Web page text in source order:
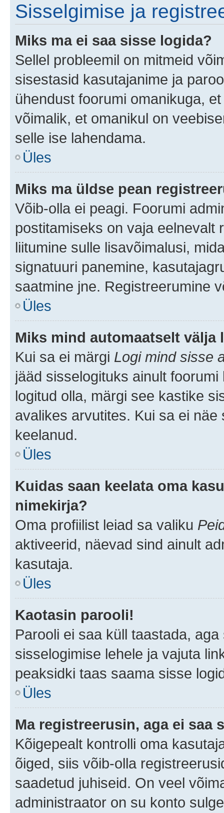
Sisselgimise ja
Miks ma ei saa sisse logida?
Sellel probleemil on mitmeid
sisestasid kasutajanime ja
ühendust foorumi omanikuga,
võimalik, et omanikul on
selle ise lahendama.
Üles
Miks ma üldse pean
Võib-olla ei peagi. Foorumi
postitamiseks on vaja eelnevalt
liitumine sulle lisavõimalusi,
signatuuri panemine,
saatmine jne. Registreerumine
Üles
Miks mind automaatselt välja
Kui sa ei märgi Logi mind sisse
jääd sisselogituks ainult
logitud olla, märgi see kastike
avalikes arvutites. Kui sa ei
keelanud.
Üles
Kuidas saan keelata oma
nimekirja?
Oma profiilist leiad sa valiku
aktiveerid, näevad sind ainult
kasutaja.
Üles
Kaotasin parooli!
Parooli ei saa küll taastada,
sisselogimise lehele ja vajuta
peaksidki taas saama sisse
Üles
Ma registreerusin, aga ei saa
Kõigepealt kontrolli oma
õiged, siis võib-olla
saadetud juhiseid. On veel
administraator on su konto